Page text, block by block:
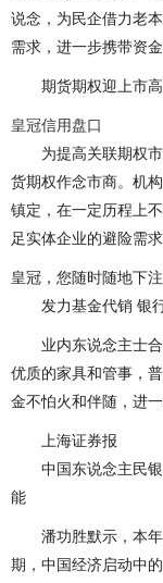
说念，为民企借力老
需求，进一步携带资
期货期权迎上市高
皇冠信用盘口
为提高关联期权市
货期权作念市商。机
镇定，在一定历程上
足实体企业的避险需求
皇冠，您随时随地下
发力基金代销 银行
业内东说念主士合
优质的家具和管事，
金不怕火和伴随，进
上海证券报
中国东说念主民银
能
潘功胜默示，本年
期，中国经济启动中